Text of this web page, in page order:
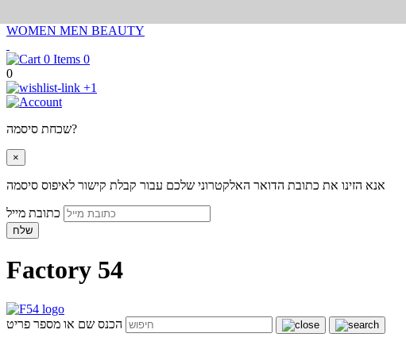
WOMEN MEN BEAUTY
0
0
+1
שכחת סיסמה?
×
אנא הזינו את כתובת הדואר האלקטרוני שלכם עבור קבלת קישור לאיפוס סיסמה
שלח
Factory 54
הכנס שם או מספר פריט